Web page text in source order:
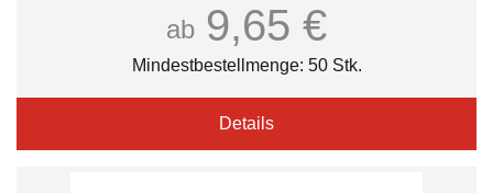
ab 9,65 €
Mindestbestellmenge: 50 Stk.
Details